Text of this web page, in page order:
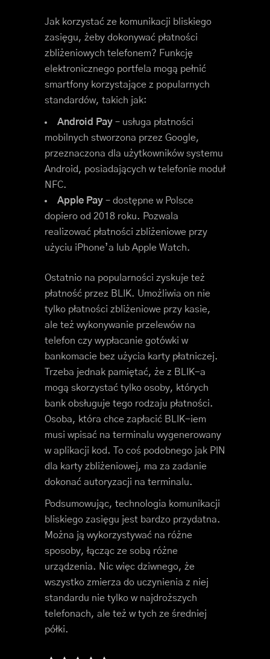
Jak korzystać ze komunikacji bliskiego
zasięgu, żeby dokonywać płatności
zbliżeniowych telefonem? Funkcję
elektronicznego portfela mogą pełnić
smartfony korzystające z popularnych
standardów, takich jak:
Android Pay – usługa płatności
mobilnych stworzona przez Google,
przeznaczona dla użytkowników systemu
Android, posiadających w telefonie moduł
NFC.
Apple Pay – dostępne w Polsce
dopiero od 2018 roku. Pozwala
realizować płatności zbliżeniowe przy
użyciu iPhone’a lub Apple Watch.
Ostatnio na popularności zyskuje też
płatność przez BLIK. Umożliwia on nie
tylko płatności zbliżeniowe przy kasie,
ale też wykonywanie przelewów na
telefon czy wypłacanie gotówki w
bankomacie bez użycia karty płatniczej.
Trzeba jednak pamiętać, że z BLIK-a
mogą skorzystać tylko osoby, których
bank obsługuje tego rodzaju płatności.
Osoba, która chce zapłacić BLIK-iem
musi wpisać na terminalu wygenerowany
w aplikacji kod. To coś podobnego jak PIN
dla karty zbliżeniowej, ma za zadanie
dokonać autoryzacji na terminalu.
Podsumowując, technologia komunikacji
bliskiego zasięgu jest bardzo przydatna.
Można ją wykorzystywać na różne
sposoby, łącząc ze sobą różne
urządzenia. Nic więc dziwnego, że
wszystko zmierza do uczynienia z niej
standardu nie tylko w najdroższych
telefonach, ale też w tych ze średniej
półki.